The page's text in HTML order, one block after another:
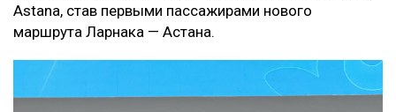
Astana, став первыми пассажирами нового
маршрута Ларнака — Астана.